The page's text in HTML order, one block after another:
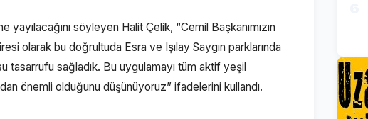
yayılacağını söyleyen Halit Çelik, “Cemil Başkanımızın
olarak bu doğrultuda Esra ve Işılay Saygın parklarında
tasarrufu sağladık. Bu uygulamayı tüm aktif yeşil
önemli olduğunu düşünüyoruz” ifadelerini kullandı.